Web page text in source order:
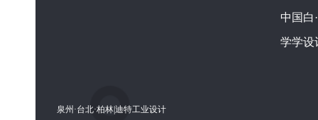
中国白
学学设
泉州·台北·柏林|迪特工业设计